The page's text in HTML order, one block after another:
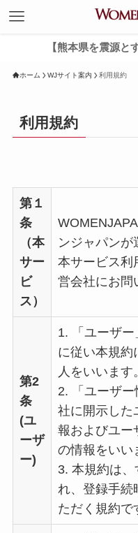
【熊本県を震源と
ホーム WJサイト案内 利用規約
利用規約
第１
条
（本
サー
ビ
ス）
ンジャパンが
本サービス利
営会社にお問
第2
条
(ユ
ーザ
ー)
1. 「ユーザ
に従い本規約
人をいいます。
2. 「ユーザ
社に開示した
報およびユー
の情報をいい
3. 本規約は
れ、登録手続
ただく規約で